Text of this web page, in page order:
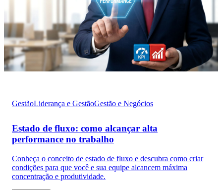
GestãoLiderança e GestãoGestão e Negócios
Estado de fluxo: como alcançar alta
performance no trabalho
Conheça o conceito de estado de fluxo e descubra como criar
condições para que você e sua equipe alcancem máxima
concentração e produtividade.